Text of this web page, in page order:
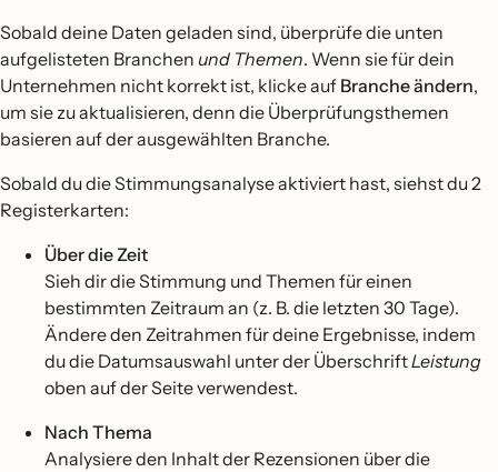
Sobald deine Daten geladen sind, überprüfe die unten
aufgelisteten Branchen und Themen. Wenn sie für dein
Unternehmen nicht korrekt ist, klicke auf Branche ändern,
um sie zu aktualisieren, denn die Überprüfungsthemen
basieren auf der ausgewählten Branche.
Sobald du die Stimmungsanalyse aktiviert hast, siehst du 2
Registerkarten:
Über die Zeit
Sieh dir die Stimmung und Themen für einen
bestimmten Zeitraum an (z. B. die letzten 30 Tage).
Ändere den Zeitrahmen für deine Ergebnisse, indem
du die Datumsauswahl unter der ÜberschriftLeistung
oben auf der Seite verwendest.
Nach Thema
Analysiere den Inhalt der Rezensionen über die